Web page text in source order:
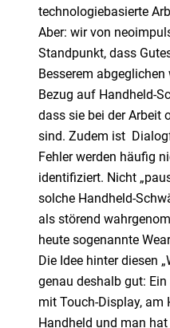
technologiebasierte
Aber: wir von
Standpunkt, dass
Besserem
Bezug auf Handheld-
dass sie bei der Arbeit
sind. Zudem ist
Fehler werden häufig
identifiziert. Nicht
solche Handheld-
als störend
heute sogenannte
Die Idee hinter diesen
genau deshalb gut:
mit Touch-Display, am
Handheld und man